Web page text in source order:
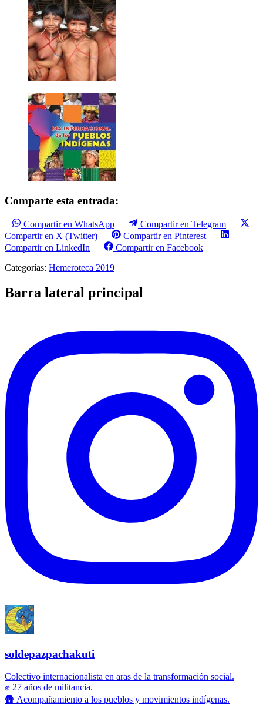
Comparte esta entrada:
Compartir en WhatsApp
Compartir en Telegram
Compartir en X (Twitter)
Compartir en Pinterest
Compartir en LinkedIn
Compartir en Facebook
Categorías: Hemeroteca 2019
Barra lateral principal
soldepazpachakuti
Colectivo internacionalista en aras de la transformación social.
✊ 27 años de militancia.
🛖 Acompañamiento a los pueblos y movimientos indígenas.